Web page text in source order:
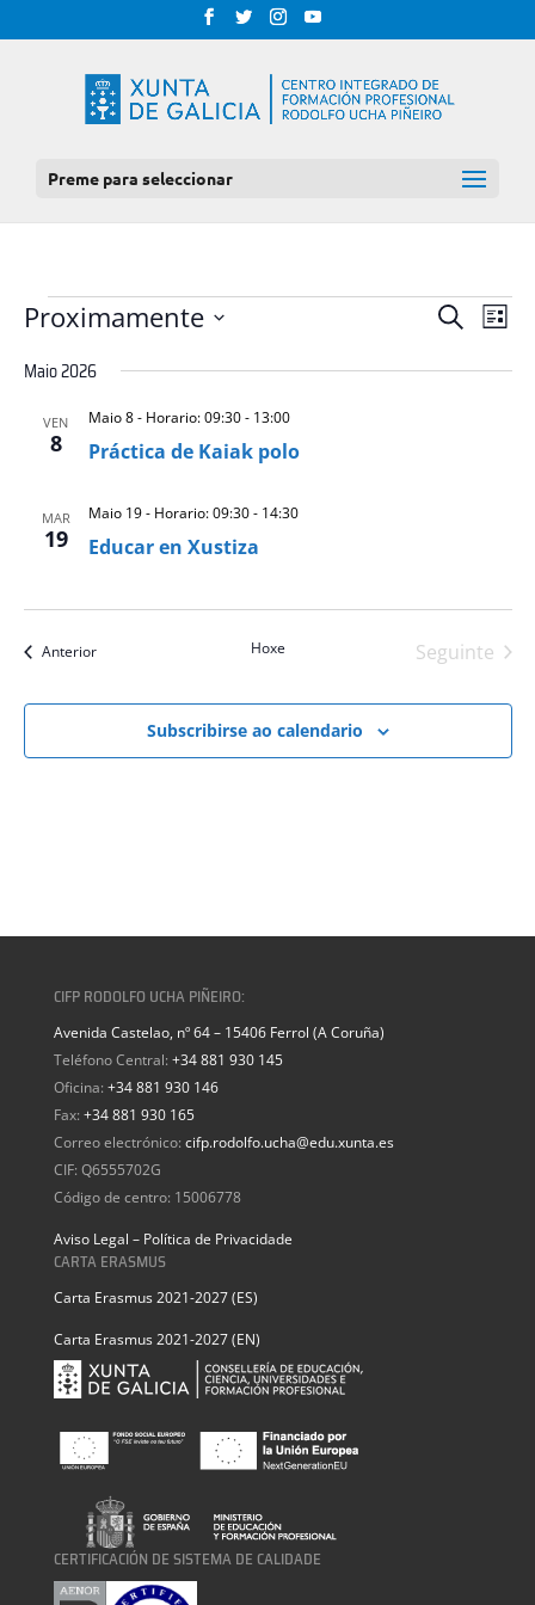
Preme para seleccionar
EVENTOS
BUSCA
Procurar
DE
Lista
Proximamente
date.
Maio 2026
VEN
8 Práctica de Kaiak polo
Maio 8 - Horario: 09:30- 13:00
MAR
19 Educar en Xustiza
Maio 19 - Horario: 09:30- 14:30
Anterioreventos Hoxe
Seguinte
Subscribirse ao calendario
CIFP RODOLFO UCHA PIÑEIRO:
Avenida Castelao, nº 64 – 15406 Ferrol (A Coruña)
Teléfono Central: +34 881 930 145
Oficina: +34 881 930 146
Fax: +34 881 930 165
Correo electrónico: cifp.rodolfo.ucha@edu.xunta.es
CIF: Q6555702G
Código de centro: 15006778
Aviso Legal – Política de Privacidade
CARTA ERASMUS
Carta Erasmus 2021-2027 (ES)
Carta Erasmus 2021-2027 (EN)
CERTIFICACIÓN DE SISTEMA DE CALIDADE